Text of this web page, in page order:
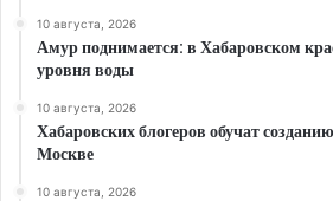
10 августа, 2026
Амур поднимается: в Хабаровском
уровня воды
10 августа, 2026
Хабаровских блогеров обучат
Москве
10 августа, 2026